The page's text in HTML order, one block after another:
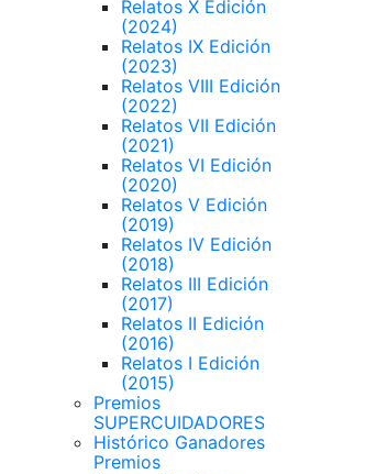
Relatos X Edición
(2024)
Relatos IX Edición
(2023)
Relatos VIII Edición
(2022)
Relatos VII Edición
(2021)
Relatos VI Edición
(2020)
Relatos V Edición
(2019)
Relatos IV Edición
(2018)
Relatos III Edición
(2017)
Relatos II Edición
(2016)
Relatos I Edición
(2015)
Premios
SUPERCUIDADORES
Histórico Ganadores
Premios